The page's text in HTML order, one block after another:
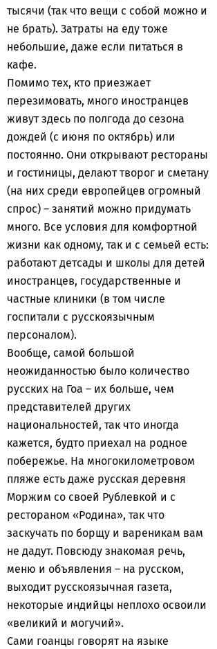
тысячи (так что вещи с собой можно и
не брать). Затраты на еду тоже
небольшие, даже если питаться в
кафе.
Помимо тех, кто приезжает
перезимовать, много иностранцев
живут здесь по полгода до сезона
дождей (с июня по октябрь) или
постоянно. Они открывают рестораны
и гостиницы, делают творог и сметану
(на них среди европейцев огромный
спрос) – занятий можно придумать
много. Все условия для комфортной
жизни как одному, так и с семьей есть:
работают детсады и школы для детей
иностранцев, государственные и
частные клиники (в том числе
госпитали с русскоязычным
персоналом).
Вообще, самой большой
неожиданностью было количество
русских на Гоа – их больше, чем
представителей других
национальностей, так что иногда
кажется, будто приехал на родное
побережье. На многокилометровом
пляже есть даже русская деревня
Моржим со своей Рублевкой и с
рестораном «Родина», так что
заскучать по борщу и вареникам вам
не дадут. Повсюду знакомая речь,
меню и объявления – на русском,
выходит русскоязычная газета,
некоторые индийцы неплохо освоили
«великий и могучий».
Сами гоанцы говорят на языке